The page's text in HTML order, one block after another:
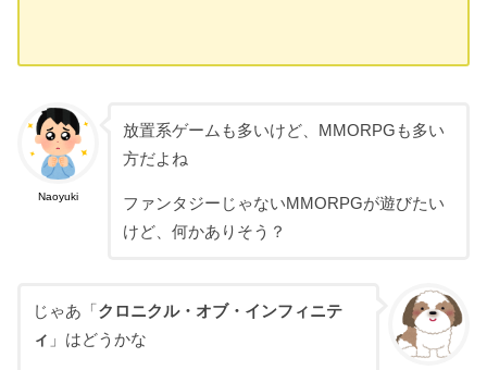
Naoyuki
放置系ゲームも多いけど、MMORPGも多い
方だよね
ファンタジーじゃないMMORPGが遊びたい
けど、何かありそう？
じゃあ「 クロニクル・オブ・インフィニテ
ィ 」はどうかな